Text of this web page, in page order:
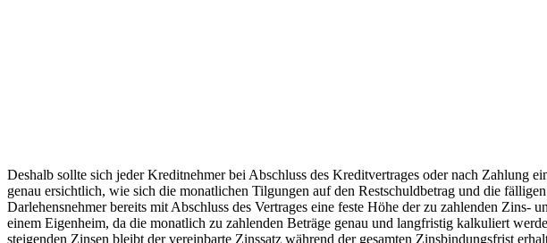
Deshalb sollte sich jeder Kreditnehmer bei Abschluss des Kreditvertrages oder nach Zahlung
genau ersichtlich, wie sich die monatlichen Tilgungen auf den Restschuldbetrag und die
Darlehensnehmer bereits mit Abschluss des Vertrages eine feste Höhe der zu zahlenden
einem Eigenheim, da die monatlich zu zahlenden Beträge genau und langfristig kalkuliert
steigenden Zinsen bleibt der vereinbarte Zinssatz während der gesamten Zinsbindungsfrist